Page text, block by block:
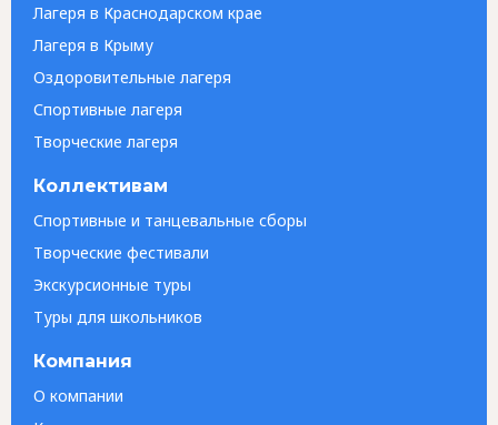
Лагеря в Краснодарском крае
Лагеря в Крыму
Оздоровительные лагеря
Спортивные лагеря
Творческие лагеря
Коллективам
Спортивные и танцевальные сборы
Творческие фестивали
Экскурсионные туры
Туры для школьников
Компания
О компании